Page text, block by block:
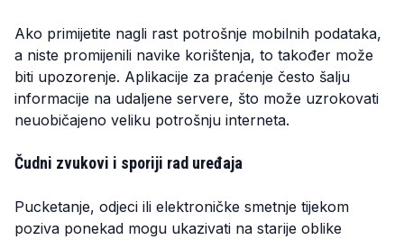
Ako primijetite nagli rast potrošnje mobilnih podataka,
a niste promijenili navike korištenja, to također može
biti upozorenje. Aplikacije za praćenje često šalju
informacije na udaljene servere, što može uzrokovati
neuobičajeno veliku potrošnju interneta.
Čudni zvukovi i sporiji rad uređaja
Pucketanje, odjeci ili elektroničke smetnje tijekom
poziva ponekad mogu ukazivati na starije oblike